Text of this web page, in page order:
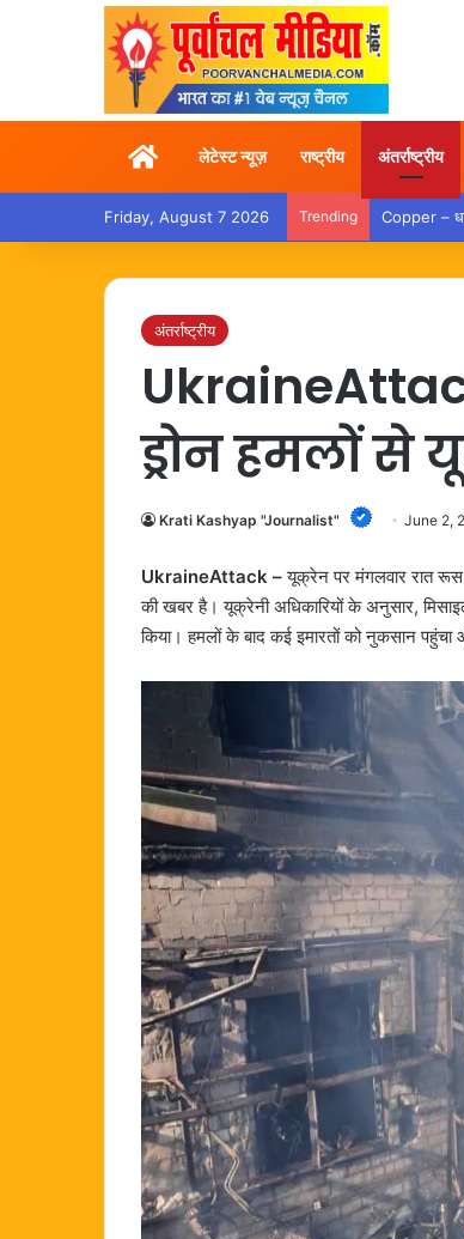
Homeलेटेस्ट न्यूज़ राष्ट्रीय अंतर्राष्ट्रीय
Friday, August 7 2026 Trending Copper –
अंतर्राष्ट्रीय
ड्रोन हमलों से
Krati Kashyap "Journalist" June 2,
UkraineAttack –यूक्रेन पर मंगलवार रात
की खबर है। यूक्रेनी अधिकारियों के अनुसार,
किया। हमलों के बाद कई इमारतों को नुकसान